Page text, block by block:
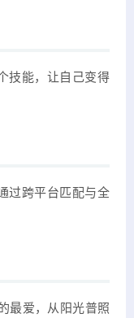
技能，让自己变得
过跨平台匹配与全
最爱，从阳光普照